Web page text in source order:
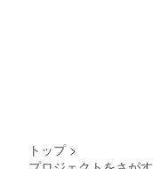
トップ >